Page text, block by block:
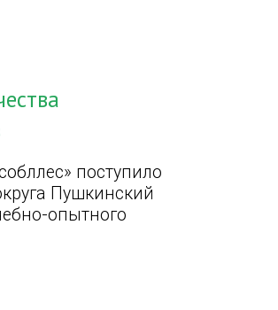
поступило
Пушкинский
опытного